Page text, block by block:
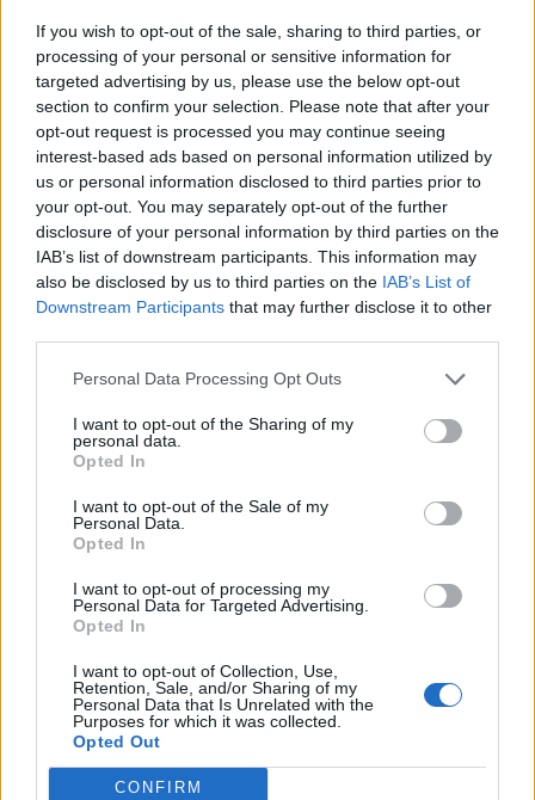
If you wish to opt-out of the sale, sharing to third parties, or
processing of your personal or sensitive information for
targeted advertising by us, please use the below opt-out
section to confirm your selection. Please note that after your
opt-out request is processed you may continue seeing
interest-based ads based on personal information utilized by
us or personal information disclosed to third parties prior to
your opt-out. You may separately opt-out of the further
disclosure of your personal information by third parties on the
IAB’s list of downstream participants. This information may
also be disclosed by us to third parties on the IAB’s List of
Downstream Participants that may further disclose it to other
Personal Data Processing Opt Outs
I want to opt-out of the Sharing of my
personal data.
Opted In
I want to opt-out of the Sale of my
Personal Data.
Opted In
I want to opt-out of processing my
Personal Data for Targeted Advertising.
Opted In
I want to opt-out of Collection, Use,
Retention, Sale, and/or Sharing of my
Personal Data that Is Unrelated with the
Purposes for which it was collected.
Opted Out
CONFIRM